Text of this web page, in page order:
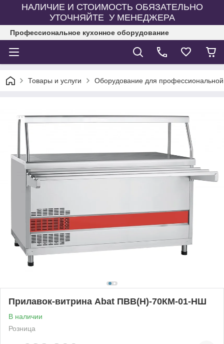
НАЛИЧИЕ И СТОИМОСТЬ ОБЯЗАТЕЛЬНО
УТОЧНЯЙТЕ У МЕНЕДЖЕРА
Профессиональное кухонное оборудование
Товары и услуги Оборудование для профессиональной
Прилавок-витрина Abat ПВВ(Н)-70КМ-01-НШ
В наличии
Розница